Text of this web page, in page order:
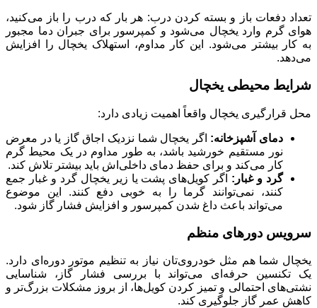
تعداد دفعات باز و بسته کردن درب: هر بار که درب را باز می‌کنید،
هوای گرم وارد یخچال می‌شود و کمپرسور برای جبران دما مجبور
به کار بیشتر می‌شود. این کار مداوم، استهلاک یخچال را افزایش
می‌دهد.
شرایط محیطی یخچال
محل قرارگیری یخچال واقعاً اهمیت زیادی دارد:
دمای آشپزخانه:اگر یخچال شما نزدیک اجاق گاز یا در معرض
نور مستقیم خورشید باشد، به طور مداوم در یک محیط گرم
کار می‌کند و برای حفظ دمای داخلی‌اش باید بیشتر تلاش کند.
گرد و غبار: اگر کویل‌های پشت یا زیر یخچال گرد و غبار جمع
کنند، نمی‌توانند گرما را به خوبی دفع کنند. این موضوع
می‌تواند باعث داغ شدن کمپرسور و افزایش فشار گاز شود.
سرویس دورهای منظم
یخچال شما هم مثل خودروی‌تان نیاز به تنظیم موتور دوره‌ای دارد.
یک تکنسین حرفه‌ای می‌تواند با بررسی فشار گاز، شناسایی
نشتی‌های احتمالی و تمیز کردن کویل‌ها، از بروز مشکلات بزرگ‌تر و
کاهش عمر گاز جلوگیری کند.